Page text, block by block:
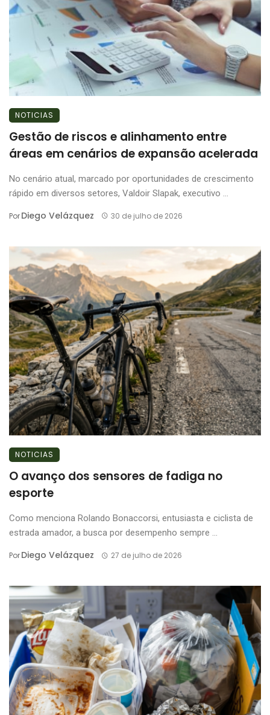
NOTICIAS
Gestão de riscos e alinhamento entre
áreas em cenários de expansão acelerada
No cenário atual, marcado por oportunidades de crescimento
rápido em diversos setores, Valdoir Slapak, executivo ...
PorDiego Velázquez 30 de julho de 2026
NOTICIAS
O avanço dos sensores de fadiga no
esporte
Como menciona Rolando Bonaccorsi, entusiasta e ciclista de
estrada amador, a busca por desempenho sempre ...
PorDiego Velázquez 27 de julho de 2026